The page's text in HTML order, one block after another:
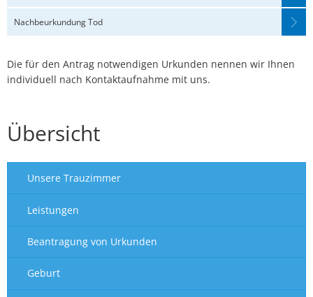
Nachbeurkundung Tod
Die für den Antrag notwendigen Urkunden nennen wir Ihnen
individuell nach Kontaktaufnahme mit uns.
Übersicht
Unsere Trauzimmer
Leistungen
Beantragung von Urkunden
Geburt